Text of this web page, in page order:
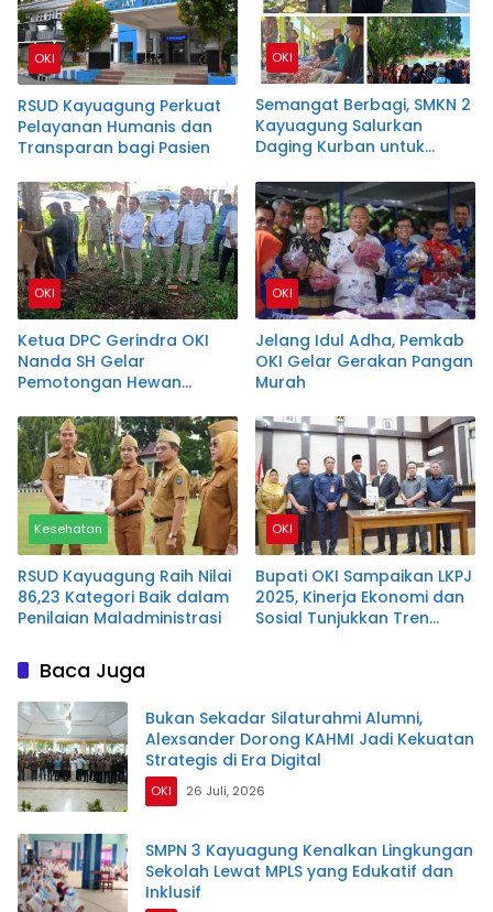
OKI
RSUD Kayuagung Perkuat
Pelayanan Humanis dan
Transparan bagi Pasien
OKI
Semangat Berbagi, SMKN 2
Kayuagung Salurkan
Daging Kurban untuk
OKI
Ketua DPC Gerindra OKI
Nanda SH Gelar
Pemotongan Hewan
Masyarakat
OKI
Jelang Idul Adha, Pemkab
OKI Gelar Gerakan Pangan
Murah
Kesehatan
RSUD Kayuagung Raih Nilai
86,23 Kategori Baik dalam
Penilaian Maladministrasi
OKI
Bupati OKI Sampaikan LKPJ
2025, Kinerja Ekonomi dan
Sosial Tunjukkan Tren
Baca Juga
Bukan Sekadar Silaturahmi Alumni,
Alexsander Dorong KAHMI Jadi Kekuatan
Strategis di Era Digital
OKI 26 Juli, 2026
SMPN 3 Kayuagung Kenalkan Lingkungan
Sekolah Lewat MPLS yang Edukatif dan
Inklusif